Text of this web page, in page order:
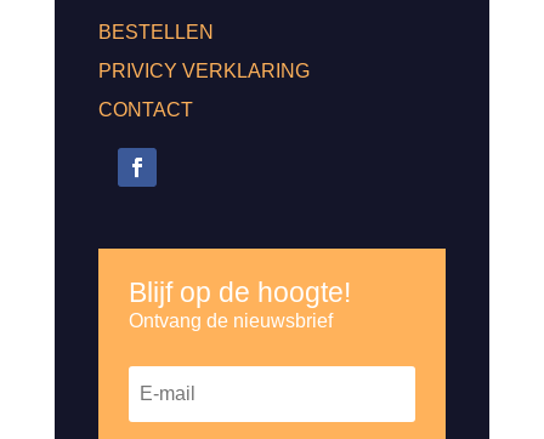
BESTELLEN
PRIVICY VERKLARING
CONTACT
Blijf op de hoogte!
Ontvang de nieuwsbrief